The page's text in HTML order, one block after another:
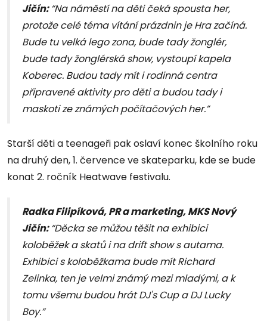
Jičín:“Na náměstí na děti čeká spousta her,
protože celé téma vítání prázdnin je Hra začíná.
Bude tu velká lego zona, bude tady žonglér,
bude tady žonglérská show, vystoupí kapela
Koberec. Budou tady mít i rodinná centra
připravené aktivity pro děti a budou tady i
maskoti ze známých počítačových her.”
Starší děti a teenageři pak oslaví konec školního roku
na druhý den, 1. července ve skateparku, kde se bude
konat 2. ročník Heatwave festivalu.
Radka Filipíková, PR a marketing, MKS Nový
Jičín:“Děcka se můžou těšit na exhibici
koloběžek a skatů i na drift show s autama.
Exhibici s koloběžkama bude mít Richard
Zelinka, ten je velmi známý mezi mladými, a k
tomu všemu budou hrát DJ's Cup a DJ Lucky
Boy.”